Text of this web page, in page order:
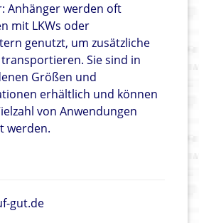
Anhänger werden oft
mit LKWs oder
genutzt, um zusätzliche
Sie sind in
Größen und
erhältlich und können
von Anwendungen
werden.
gut.de